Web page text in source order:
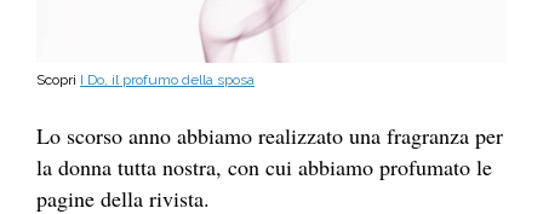
Scopri I Do, il profumo della sposa
Lo scorso anno abbiamo realizzato una fragranza per
la donna tutta nostra, con cui abbiamo profumato le
pagine della rivista.